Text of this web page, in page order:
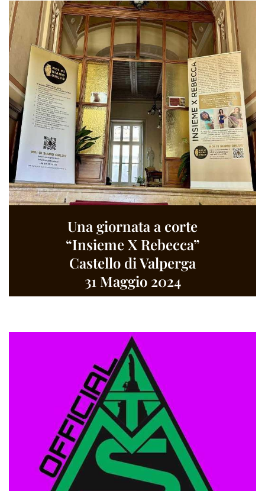
Una giornata a corte
“Insieme X Rebecca”
Castello di Valperga
31 Maggio 2024